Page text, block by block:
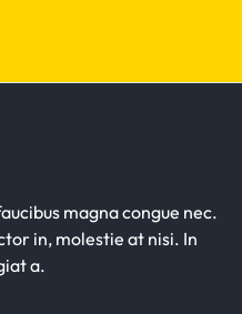
magna congue nec.
in, molestie at nisi. In
a.